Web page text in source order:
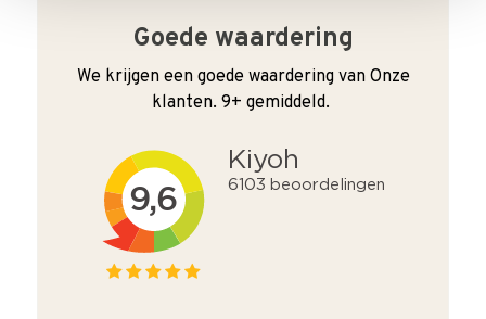
Goede waardering
We krijgen een goede waardering van Onze
klanten. 9+ gemiddeld.